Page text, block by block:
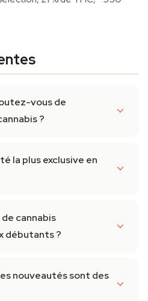
vous de
?
la plus exclusive en
cannabis
débutants ?
nouveautés sont des